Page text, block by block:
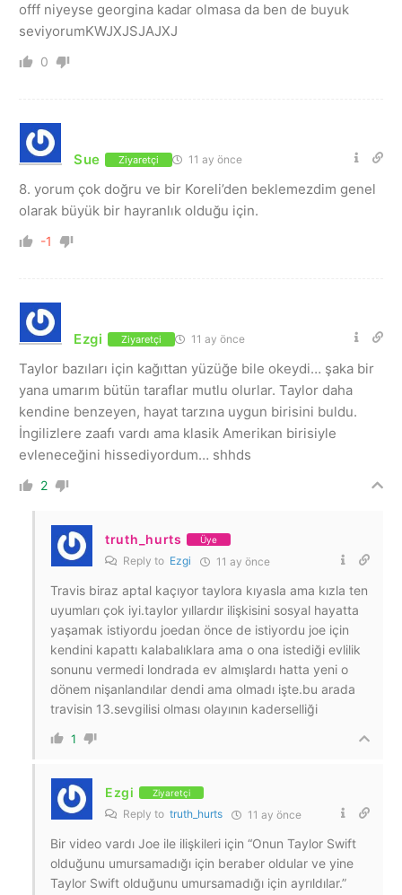
offf niyeyse georgina kadar olmasa da ben de buyuk
seviyorumKWJXJSJAJXJ
0
Sue Ziyaretçi 11 ay önce
8. yorum çok doğru ve bir Koreli’den beklemezdim genel
olarak büyük bir hayranlık olduğu için.
-1
Ezgi Ziyaretçi 11 ay önce
Taylor bazıları için kağıttan yüzüğe bile okeydi… şaka bir
yana umarım bütün taraflar mutlu olurlar. Taylor daha
kendine benzeyen, hayat tarzına uygun birisini buldu.
İngilizlere zaafı vardı ama klasik Amerikan birisiyle
evleneceğini hissediyordum… shhds
2
truth_hurts Üye
Reply to Ezgi 11 ay önce
Travis biraz aptal kaçıyor taylora kıyasla ama kızla ten
uyumları çok iyi.taylor yıllardır ilişkisini sosyal hayatta
yaşamak istiyordu joedan önce de istiyordu joe için
kendini kapattı kalabalıklara ama o ona istediği evlilik
sonunu vermedi londrada ev almışlardı hatta yeni o
dönem nişanlandılar dendi ama olmadı işte.bu arada
travisin 13.sevgilisi olması olayının kaderselliği
1
Ezgi Ziyaretçi
Reply to truth_hurts 11 ay önce
Bir video vardı Joe ile ilişkileri için “Onun Taylor Swift
olduğunu umursamadığı için beraber oldular ve yine
Taylor Swift olduğunu umursamadığı için ayrıldılar.”